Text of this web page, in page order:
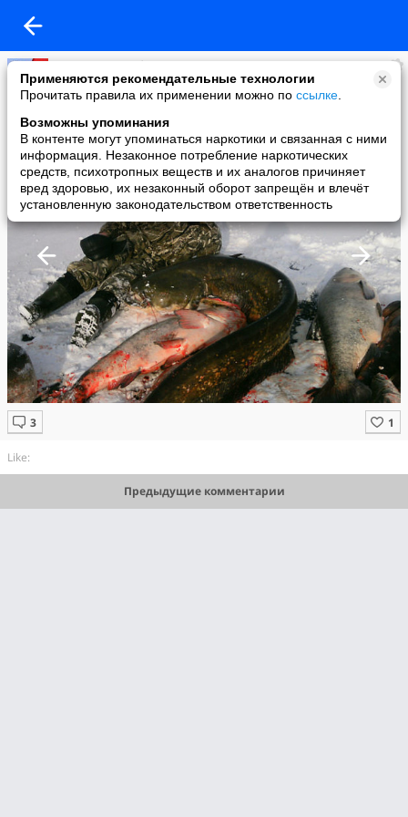
Применяются рекомендательные технологии
Прочитать правила их применении можно по ссылке
Возможны упоминания
В контенте могут упоминаться наркотики и связанная с ними
информация. Незаконное потребление наркотических
средств, психотропных веществ и их аналогов причиняет
вред здоровью, их незаконный оборот запрещён и влечёт
установленную законодательством ответственность
Серёг Иваныч *
added a photo
19 Mar в 23:13
Like:
Предыдущие комментарии